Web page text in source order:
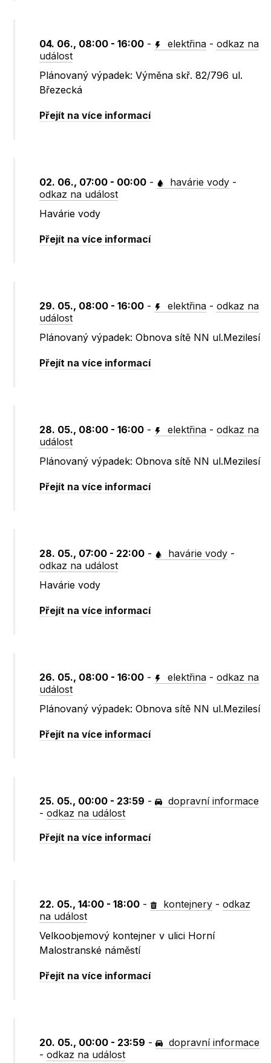
04. 06., 08:00 - 16:00 - elektřina -odkaz na
událost
Plánovaný výpadek: Výměna skř. 82/796 ul.
Březecká
Přejít na více informací
02. 06., 07:00 - 00:00 - havárie vody -
odkaz na událost
Havárie vody
Přejít na více informací
29. 05., 08:00 - 16:00 - elektřina -odkaz na
událost
Plánovaný výpadek: Obnova sítě NN ul.Mezilesí
Přejít na více informací
28. 05., 08:00 - 16:00 - elektřina -odkaz na
událost
Plánovaný výpadek: Obnova sítě NN ul.Mezilesí
Přejít na více informací
28. 05., 07:00 - 22:00 - havárie vody -
odkaz na událost
Havárie vody
Přejít na více informací
26. 05., 08:00 - 16:00 - elektřina -odkaz na
událost
Plánovaný výpadek: Obnova sítě NN ul.Mezilesí
Přejít na více informací
25. 05., 00:00 - 23:59 -
dopravní informace
-odkaz na událost
Přejít na více informací
22. 05., 14:00 - 18:00 - kontejnery -odkaz
na událost
Velkoobjemový kontejner v ulici Horní
Malostranské náměstí
Přejít na více informací
20. 05., 00:00 - 23:59 -
dopravní informace
-odkaz na událost